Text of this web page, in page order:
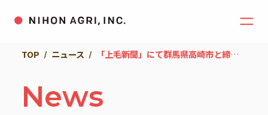
TOP ニュース 「上毛新聞」にて群馬県高崎市と締結した連携協定に関する記事が掲載されました
News